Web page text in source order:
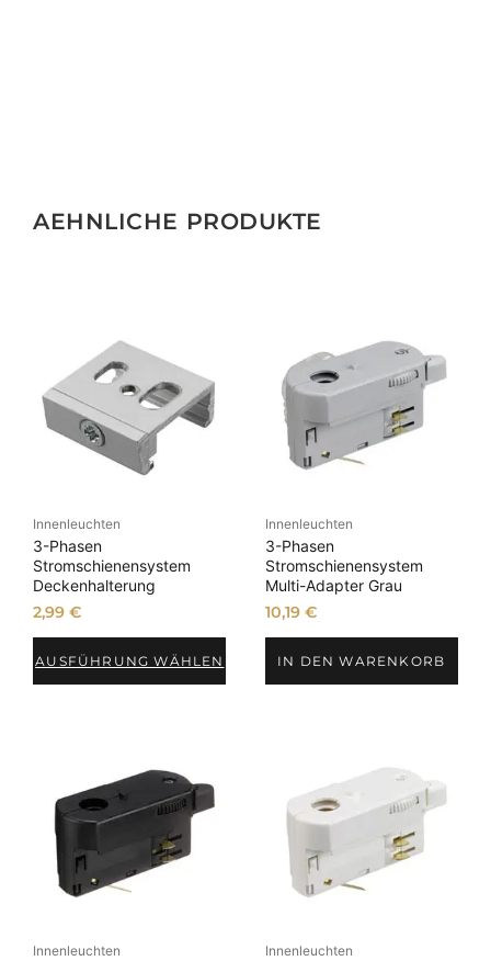
AEHNLICHE PRODUKTE
Innenleuchten
3-Phasen
Stromschienensystem
Deckenhalterung
2,99€
AUSFÜHRUNG WÄHLEN
Innenleuchten
3-Phasen
Stromschienensystem
Multi-Adapter Grau
10,19 €
IN DEN WARENKORB
Innenleuchten Innenleuchten